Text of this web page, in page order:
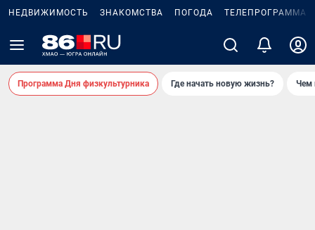
НЕДВИЖИМОСТЬ ЗНАКОМСТВА ПОГОДА ТЕЛЕПРОГРАММА
Программа Дня физкультурника Где начать новую жизнь? Чем